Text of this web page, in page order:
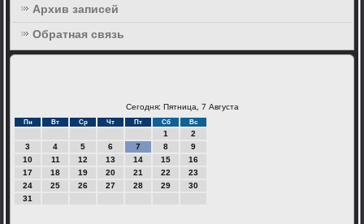
Архив записей
Обратная связь
Сегодня: Пятница, 7 Августа
Пн Вт Ср Чт Пт Сб Вс
1
2
3
4 5 6 7 8
9
10
11 12 13 14 15
16
17
18 19 20 21 22
23
24
25 26 27 28 29
30
31